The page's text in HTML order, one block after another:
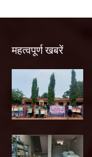
महत्वपूर्ण खबरें